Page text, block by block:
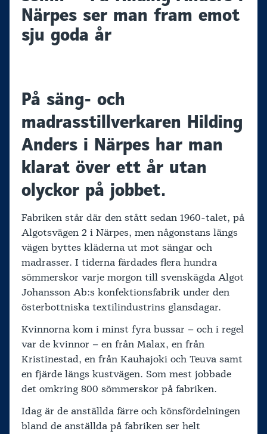
Närpes ser man fram emot
sju goda år
På säng- och
madrasstillverkaren Hilding
Anders i Närpes har man
klarat över ett år utan
olyckor på jobbet.
Fabriken står där den stått sedan 1960-talet, på
Algotsvägen 2 i Närpes, men någonstans längs
vägen byttes kläderna ut mot sängar och
madrasser. I tiderna färdades flera hundra
sömmerskor varje morgon till svenskägda Algot
Johansson Ab:s konfektionsfabrik under den
österbottniska textilindustrins glansdagar.
Kvinnorna kom i minst fyra bussar – och i regel
var de kvinnor – en från Malax, en från
Kristinestad, en från Kauhajoki och Teuva samt
en fjärde längs kustvägen. Som mest jobbade
det omkring 800 sömmerskor på fabriken.
Idag är de anställda färre och könsfördelningen
bland de anställda på fabriken ser helt